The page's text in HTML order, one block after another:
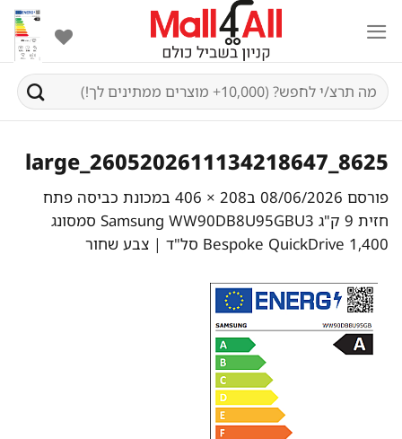
content
חיפוש
עבור:
8625_2605202611134218647_large
פורסם 08/06/2026 ב208 × 406 במכונת כביסה פתח
חזית 9 ק"ג Samsung WW90DB8U95GBU3 סמסונג
Bespoke QuickDrive 1,400 סל"ד | צבע שחור